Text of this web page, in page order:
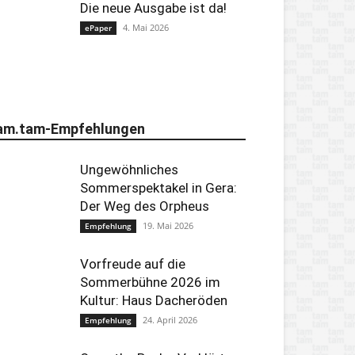
Die neue Ausgabe ist da!
ePaper 4. Mai 2026
Empfehlungen
Ungewöhnliches
Sommerspektakel in Gera:
Der Weg des Orpheus
Empfehlung 19. Mai 2026
Vorfreude auf die
Sommerbühne 2026 im
Kultur: Haus Dacheröden
Empfehlung 24. April 2026